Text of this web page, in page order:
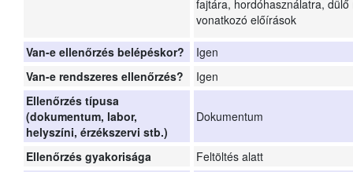
fajtára, hordóhasználatra,
vonatkozó előírások
Van-e ellenőrzés belépéskor?
Igen
Van-e rendszeres ellenőrzés?
Igen
Ellenőrzés típusa
(dokumentum, labor,
helyszíni, érzékszervi stb.)
Dokumentum
Ellenőrzés gyakorisága Feltöltés alatt